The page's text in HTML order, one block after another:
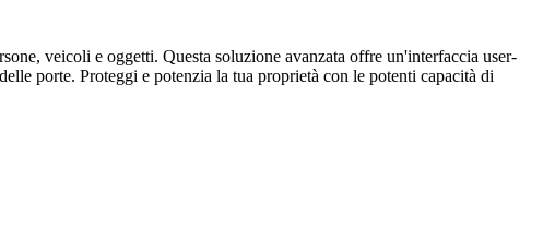
veicoli e oggetti. Questa soluzione avanzata offre un'interfaccia user-
porte. Proteggi e potenzia la tua proprietà con le potenti capacità di